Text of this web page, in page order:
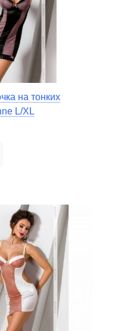
на тонких
L/XL